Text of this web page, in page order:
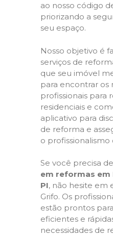
ao nosso código
priorizando a
seu espaço.
Nosso objetivo é
serviços de
que seu imóvel
para encontrar os
profissionais para
residenciais e
aplicativo para
de reforma e
o
Se você precisa
em reformas em
PI, não hesite em
Grifo. Os
estão prontos
eficientes e
necessidades de